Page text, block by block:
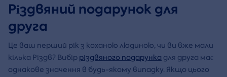
Різдвяний подарунок для
друга
Це ваш перший рік з коханою людиною, чи ви вже мали
кілька Різдв? Вибір різдвяного подарунка для друга має
однакове значення в будь-якому випадку. Якщо цього